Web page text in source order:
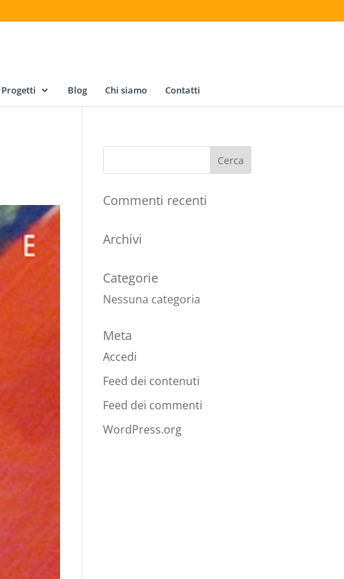
Progetti Blog Chi siamo Contatti
Commenti recenti
Archivi
Categorie
Nessuna categoria
Meta
Accedi
Feed dei contenuti
Feed dei commenti
WordPress.org